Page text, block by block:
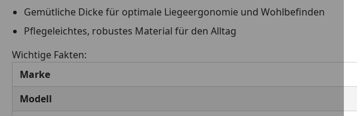
Gemütliche Dicke für optimale Liegeergonomie und Wohlbefinden
Pflegeleichtes, robustes Material für den Alltag
Wichtige Fakten:
Marke
Modell